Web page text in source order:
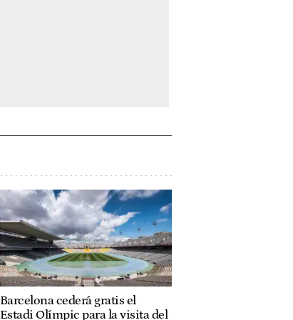
Barcelona cederá gratis el
Estadi Olímpic para la visita del